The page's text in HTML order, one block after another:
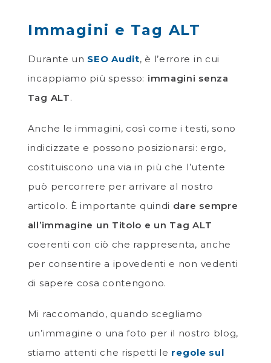
Immagini e Tag ALT
Durante un SEO Audit, è l’errore in cui
incappiamo più spesso: immagini senza
Tag ALT.
Anche le immagini, così come i testi, sono
indicizzate e possono posizionarsi: ergo,
costituiscono una via in più che l’utente
può percorrere per arrivare al nostro
articolo. È importante quindi dare sempre
all’immagine un Titolo e un Tag ALT
coerenti con ciò che rappresenta, anche
per consentire a ipovedenti e non vedenti
di sapere cosa contengono.
Mi raccomando, quando scegliamo
un’immagine o una foto per il nostro blog,
stiamo attenti che rispetti le regole sul